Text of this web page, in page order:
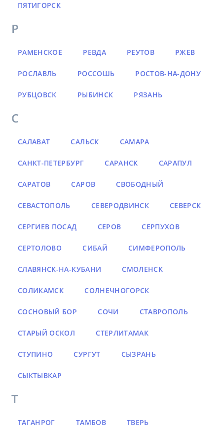
ПЯТИГОРСК
Р
РАМЕНСКОЕ РЕВДА РЕУТОВ РЖЕВ
РОСЛАВЛЬ РОССОШЬ РОСТОВ-НА-ДОНУ
РУБЦОВСК РЫБИНСК РЯЗАНЬ
С
САЛАВАТ САЛЬСК САМАРА
САНКТ-ПЕТЕРБУРГ САРАНСК САРАПУЛ
САРАТОВ САРОВ СВОБОДНЫЙ
СЕВАСТОПОЛЬ СЕВЕРОДВИНСК СЕВЕРСК
СЕРГИЕВ ПОСАД СЕРОВ СЕРПУХОВ
СЕРТОЛОВО СИБАЙ СИМФЕРОПОЛЬ
СЛАВЯНСК-НА-КУБАНИ СМОЛЕНСК
СОЛИКАМСК СОЛНЕЧНОГОРСК
СОСНОВЫЙ БОР СОЧИ СТАВРОПОЛЬ
СТАРЫЙ ОСКОЛ СТЕРЛИТАМАК
СТУПИНО СУРГУТ СЫЗРАНЬ
СЫКТЫВКАР
Т
ТАГАНРОГ ТАМБОВ ТВЕРЬ